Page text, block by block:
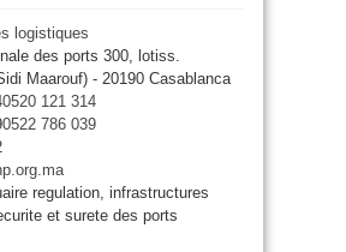
logistiques
des ports 300, lotiss.
Maarouf) - 20190 Casablanca
0520 121 314
0522 786 039
regulation, infrastructures
et surete des ports